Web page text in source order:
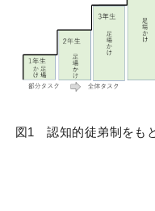
図1 認知的徒弟制をも